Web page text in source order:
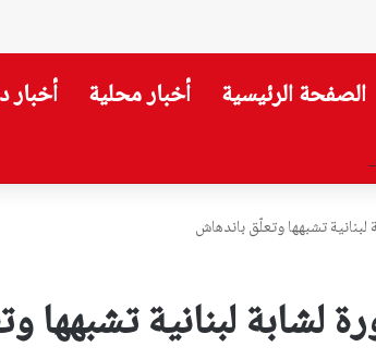
الصفحة الرئيسية أخبار محلية أخبار
تشبهها وتعلّق باندهاش
لبنانية تشبهها